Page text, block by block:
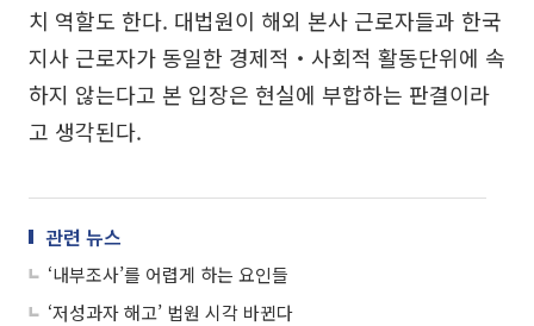
치 역할도 한다. 대법원이 해외 본사 근로자들과 한국
지사 근로자가 동일한 경제적‧사회적 활동단위에 속
하지 않는다고 본 입장은 현실에 부합하는 판결이라
고 생각된다.
관련 뉴스
‘내부조사’를 어렵게 하는 요인들
‘저성과자 해고’ 법원 시각 바뀐다